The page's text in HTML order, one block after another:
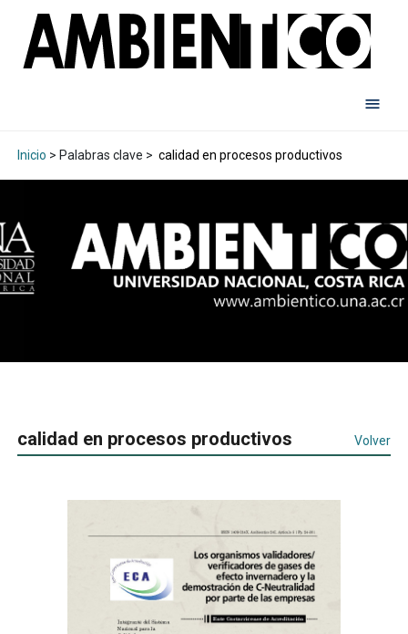
Inicio > Palabras clave > calidad en procesos productivos
calidad en procesos productivos Volver